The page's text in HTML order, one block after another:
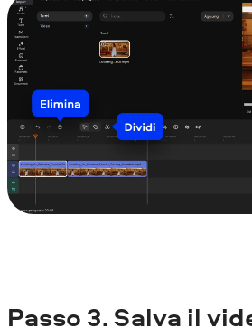
Passo 3. Salva il